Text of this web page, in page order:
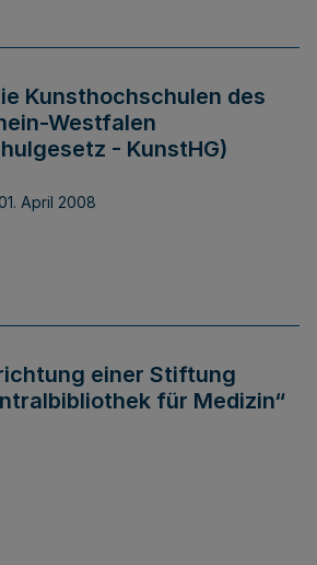
Kunsthochschulen des
Westfalen
- KunstHG)
April 2008
einer Stiftung
für Medizin“